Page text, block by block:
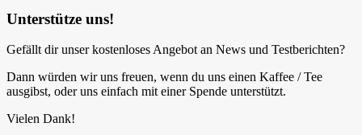
Unterstütze uns!
Gefällt dir unser kostenloses Angebot an News und Testberichten?
Dann würden wir uns freuen, wenn du uns einen Kaffee / Tee
ausgibst, oder uns einfach mit einer Spende unterstützt.
Vielen Dank!